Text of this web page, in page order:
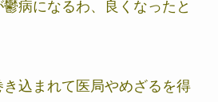
病になるわ、良くなったと
込まれて医局やめざるを得